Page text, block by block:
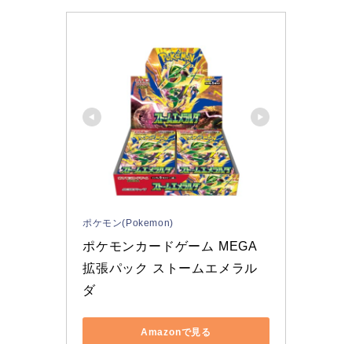
ポケモン(Pokemon)
ポケモンカードゲーム MEGA
拡張パック ストームエメラル
ダ
Amazonで見る